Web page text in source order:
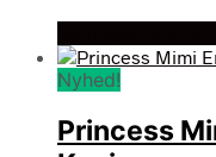
Nyhed!
Princess